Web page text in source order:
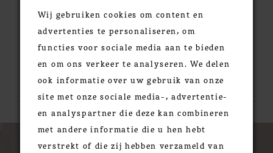
drift like delicate wisps, framing the sheer bodice in
soft movement. Layered tulle over Chantilly lace
every step for an exquisite symphony of opulence
RELATED PRODUCTS
Products
PAUSE AUTOPLAY
PREVIOUS SLIDE
NEXT SLIDE
Wij gebruiken cookies om content en
advertenties te personaliseren, om
functies voor sociale media aan te bieden
en om ons verkeer te analyseren. We delen
ook informatie over uw gebruik van onze
site met onze sociale media-, advertentie-
en analyspartner die deze kan combineren
met andere informatie die u hen hebt
verstrekt of die zij hebben verzameld van